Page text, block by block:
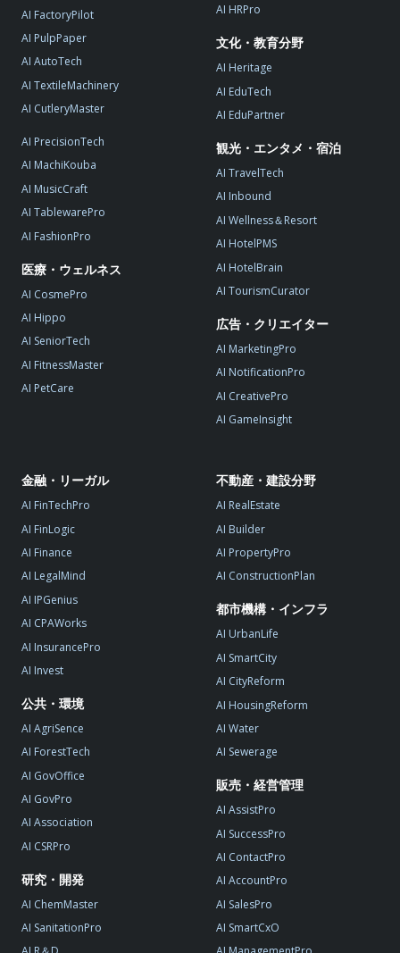
AI FactoryPilot
AI PulpPaper
AI AutoTech
AI TextileMachinery
AI CutleryMaster
AI PrecisionTech
AI MachiKouba
AI MusicCraft
AI TablewarePro
AI FashionPro
医療・ウェルネス
AI CosmePro
AI Hippo
AI SeniorTech
AI FitnessMaster
AI PetCare
AI HRPro
文化・教育分野
AI Heritage
AI EduTech
AI EduPartner
観光・エンタメ・宿泊
AI TravelTech
AI Inbound
AI Wellness＆Resort
AI HotelPMS
AI HotelBrain
AI TourismCurator
広告・クリエイター
AI MarketingPro
AI NotificationPro
AI CreativePro
AI GameInsight
金融・リーガル
AI FinTechPro
AI FinLogic
AI Finance
AI LegalMind
AI IPGenius
AI CPAWorks
AI InsurancePro
AI Invest
公共・環境
AI AgriSence
AI ForestTech
AI GovOffice
AI GovPro
AI Association
AI CSRPro
研究・開発
AI ChemMaster
AI SanitationPro
不動産・建設分野
AI RealEstate
AI Builder
AI PropertyPro
AI ConstructionPlan
都市機構・インフラ
AI UrbanLife
AI SmartCity
AI CityReform
AI HousingReform
AI Water
AI Sewerage
販売・経営管理
AI AssistPro
AI SuccessPro
AI ContactPro
AI AccountPro
AI SalesPro
AI SmartCxO